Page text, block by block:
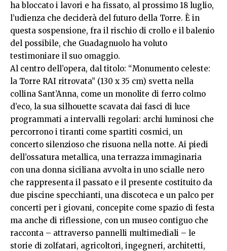
ha bloccato i lavori e ha fissato, al prossimo 18 luglio,
l’udienza che deciderà del futuro della Torre. È in
questa sospensione, fra il rischio di crollo e il balenio
del possibile, che Guadagnuolo ha voluto
testimoniare il suo omaggio.
Al centro dell’opera, dal titolo: “Monumento celeste:
la Torre RAI ritrovata” (130 x 35 cm) svetta nella
collina Sant’Anna, come un monolite di ferro colmo
d’eco, la sua silhouette scavata dai fasci di luce
programmati a intervalli regolari: archi luminosi che
percorrono i tiranti come spartiti cosmici, un
concerto silenzioso che risuona nella notte. Ai piedi
dell’ossatura metallica, una terrazza immaginaria
con una donna siciliana avvolta in uno scialle nero
che rappresenta il passato e il presente costituito da
due piscine specchianti, una discoteca e un palco per
concerti per i giovani, concepite come spazio di festa
ma anche di riflessione, con un museo contiguo che
racconta – attraverso pannelli multimediali – le
storie di zolfatari, agricoltori, ingegneri, architetti,